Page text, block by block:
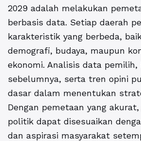
2029 adalah melakukan
berbasis data. Setiap daerah
karakteristik yang berbeda,
demografi, budaya, maupun
ekonomi. Analisis data
sebelumnya, serta tren opini
dasar dalam menentukan
Dengan pemetaan yang
politik dapat disesuaikan
dan aspirasi masyarakat